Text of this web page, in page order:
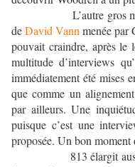
L’autre gros
deDavid Vann menée par
pouvait craindre, après le
multitude d’interviews
immédiatement été mises
que comme un
par ailleurs. Une
puisque c’est une
proposée. Un bon moment
813 élargit aussi le